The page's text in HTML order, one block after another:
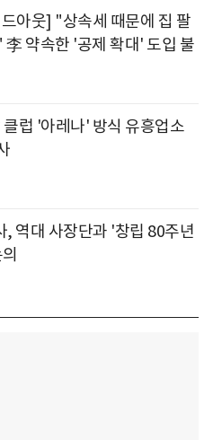
아웃] "상속세 때문에 집 팔
李 약속한 '공제 확대' 도입 불
럽 '아레나' 방식 유흥업소
, 역대 사장단과 '창립 80주년